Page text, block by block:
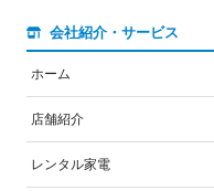
会社紹介・サービス
ホーム
店舗紹介
レンタル家電
家賃が安い 大学に近い